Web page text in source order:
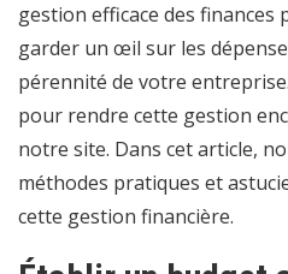
gestion efficace des finances
garder un œil sur les
pérennité de votre entreprise.
pour rendre cette gestion
notre site. Dans cet article,
méthodes pratiques et
cette gestion financière.